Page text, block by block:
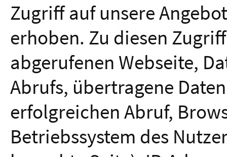
Zugriff auf unsere
erhoben. Zu diesen
abgerufenen Webseite,
Abrufs, übertragene
erfolgreichen Abruf,
Betriebssystem des